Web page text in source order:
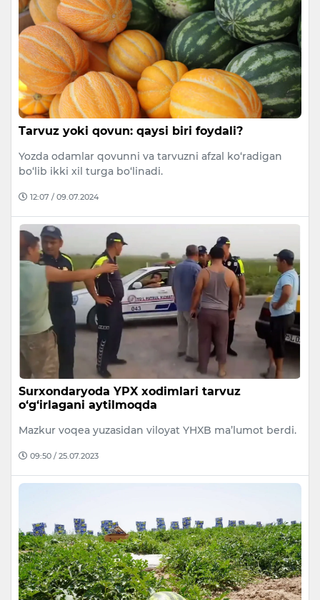
Tarvuz yoki qovun: qaysi biri foydali?
Yozda odamlar qovunni va tarvuzni afzal ko‘radigan
bo‘lib ikki xil turga bo‘linadi.
12:07 / 09.07.2024
Surxondaryoda YPX xodimlari tarvuz
o‘g‘irlagani aytilmoqda
Mazkur voqea yuzasidan viloyat YHXB ma’lumot berdi.
09:50 / 25.07.2023